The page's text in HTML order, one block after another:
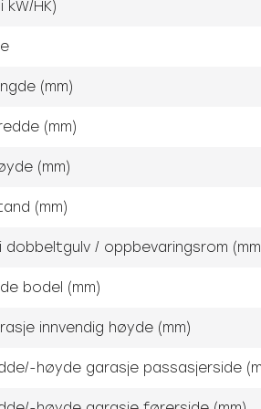
kW/HK)
(mm)
(mm)
(mm)
(mm)
dobbeltgulv / oppbevaringsrom
bodel (mm)
innvendig høyde (mm)
høyde garasje passasjerside